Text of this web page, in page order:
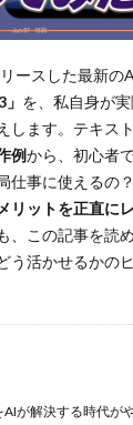
ースした最新の
を、私自身が
します。テキス
例から、初心者
仕事に使えるの
リットを正直に
、この記事を読
う活かせるかの
が解決する時代が